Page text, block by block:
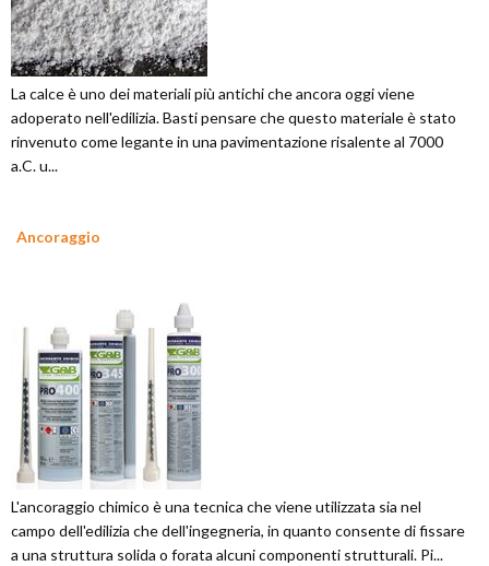
La calce è uno dei materiali più antichi che ancora oggi viene
adoperato nell'edilizia. Basti pensare che questo materiale è stato
rinvenuto come legante in una pavimentazione risalente al 7000
a.C. u...
Ancoraggio
L'ancoraggio chimico è una tecnica che viene utilizzata sia nel
campo dell'edilizia che dell'ingegneria, in quanto consente di fissare
a una struttura solida o forata alcuni componenti strutturali. Pi...